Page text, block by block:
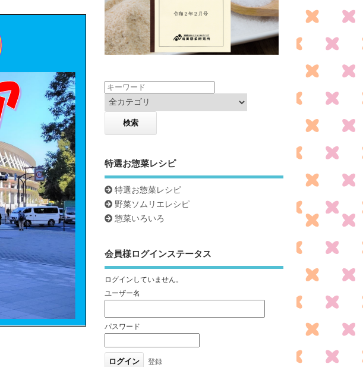
特選お惣菜レシピ
特選お惣菜レシピ
野菜ソムリエレシピ
惣菜いろいろ
会員様ログインステータス
ログインしていません。
ユーザー名
パスワード
登録